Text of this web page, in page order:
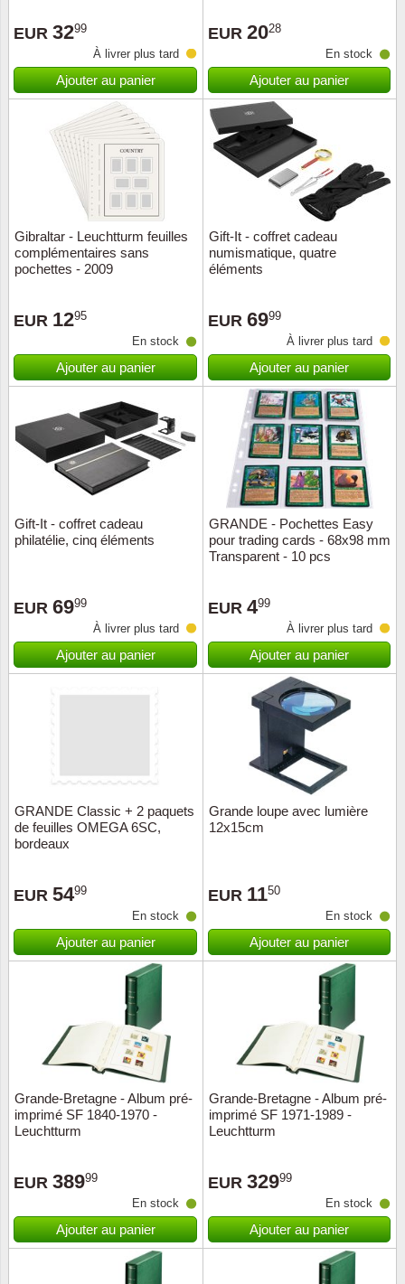
EUR 3299
À livrer plus tard
Ajouter au panier
EUR 2028
En stock
Ajouter au panier
Gibraltar - Leuchtturm feuilles
complémentaires sans
pochettes - 2009
EUR 1295
En stock
Ajouter au panier
Gift-It - coffret cadeau
numismatique, quatre
éléments
EUR 6999
À livrer plus tard
Ajouter au panier
Gift-It - coffret cadeau
philatélie, cinq éléments
EUR 6999
À livrer plus tard
Ajouter au panier
GRANDE - Pochettes Easy
pour trading cards - 68x98 mm
Transparent - 10 pcs
EUR 499
À livrer plus tard
Ajouter au panier
GRANDE Classic + 2 paquets
de feuilles OMEGA 6SC,
bordeaux
EUR 5499
En stock
Ajouter au panier
Grande loupe avec lumière
12x15cm
EUR 1150
En stock
Ajouter au panier
Grande-Bretagne - Album pré-
imprimé SF 1840-1970 -
Leuchtturm
EUR 38999
En stock
Ajouter au panier
Grande-Bretagne - Album pré-
imprimé SF 1971-1989 -
Leuchtturm
EUR 32999
En stock
Ajouter au panier
Lots de timbres
Années
Présentation souvenir
Collections annuelles / livres
Vignettes de Noël et feuilles
Matériel numismatique
Pour le nouveau collectionneur
Fournitures de bureau
Jeux de cartes à collectionner
Europa
Films
Love
Thém.
Thém.
Chine
Chypre
Fleurs
Grèce
Islande
Chèque cadeau
Newsletter
Politique de confidentialité